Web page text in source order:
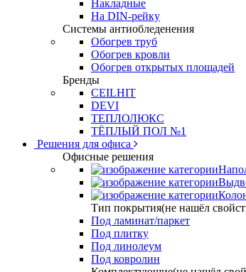
Накладные
На DIN-рейку
Системы антиобледенения
Обогрев труб
Обогрев кровли
Обогрев открытых площадей
Бренды
CEILHIT
DEVI
ТЕПЛОЛЮКС
ТЁПЛЫЙ ПОЛ №1
Решения для офиса
Офисные решения
Тип покрытия(не нашёл
Под ламинат/паркет
Под плитку
Под линолеум
Под ковролин